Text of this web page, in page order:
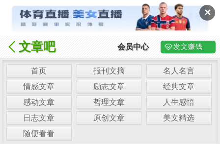
✕
文章吧 会员中心 发文赚钱
首页 报刊文摘
名人名言
情感文章
励志文章
经典文章
感动文章
哲理文章
人生感悟
日志文章
原创文章
美文精选
随便看看